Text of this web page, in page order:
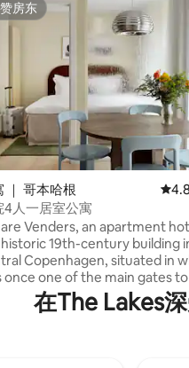
分 5 分），共 289 条评价
房东
房东
｜ 哥本哈根 平
4人一居室公寓
Venders, an apartment
historic 19th-century building
Copenhagen, situated in
once one of the main gates
city. The property has been
keeping its historic
在The Lakes